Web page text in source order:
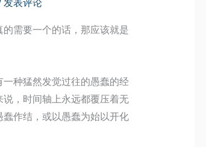
需要一个的话，那应该就是
种猛然发觉过往的愚蠢的经
，时间轴上永远都覆压着无
作结，或以愚蠢为始以开化